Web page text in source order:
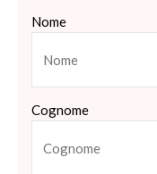
Nome
Cognome